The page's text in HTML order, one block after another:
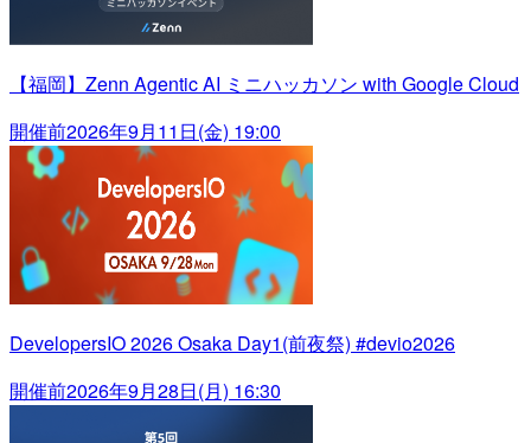
【福岡】Zenn Agentic AI ミニハッカソン with Google Cloud
開催前2026年9月11日(金) 19:00
DevelopersIO 2026 Osaka Day1(前夜祭) #devio2026
開催前2026年9月28日(月) 16:30